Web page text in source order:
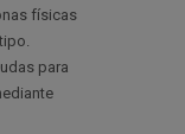
físicas
para